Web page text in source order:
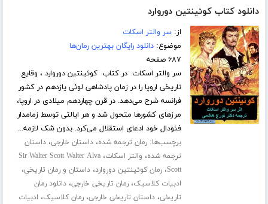
دانلود کتاب کوئینتین دوروارد
از:سر والتر اسکات
موضوع:دانلود رایگان بهترین رمان‌ها
۶۸۷ صفحه
سر والتر اسکات در کتاب کوئینتین دوروارد ، وقایع
تاریخی اروپا را در زمان پادشاهی لوئی یازدهم در کشور
فرانسه شرح می‌دهد. در قرن چهاردهم میلادی در اروپا،
مرزهای کشور‌ها متحول شد و هر ایالتی توسط زمامدار
فئودال خود ادعای استقلال می‌کرد. بدون شک لازمه...
برچسب‌ها:رمان ترجمه شده،داستان خارجی،داستان
ترجمه شده، والتر اسکات،Sir Walter Scott Walter Alva
Scott،رمان کوئینتین دوروارد،داستان و رمان تاریخی،
ادبیات کلاسیک،رمان تاریخی خارجی،دانلود رمان
تاریخی،داستان تاریخی خارجی،رمان کلاسیک، ادبیات